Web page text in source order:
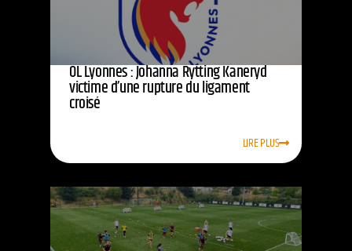
OL Lyonnes : Johanna Rytting Kaneryd
victime d’une rupture du ligament
croisé
LIRE PLUS